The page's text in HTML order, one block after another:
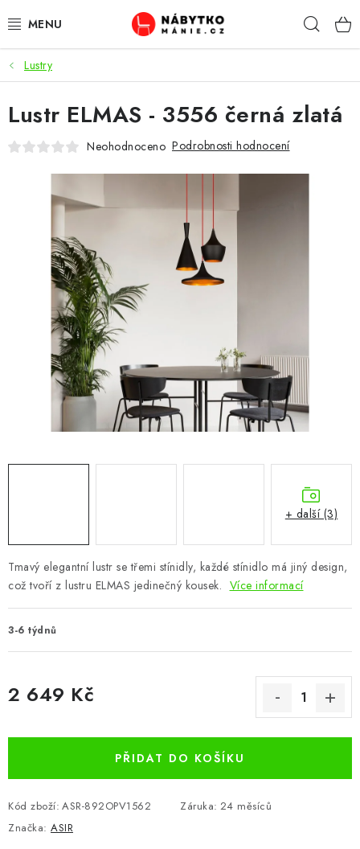
na
OBÝVACÍ POKOJ
KUCHYŇ A JÍDELNA
LOŽNICE
DĚTSKÝ POKOJ
KANCELÁŘ / PRACOVNA
KOUPELNA A WC
PŘEDSÍŇ
CHOVATELSKÉ POTŘEBY
DOPLŇKY A DEKORACE
VÝPRODEJ
Kontakty
Lustry
Tmavý elegantní lustr se třemi stínidly, každé stínidlo má jiný design,
což tvoří z lustru ELMAS jedinečný kousek. Více informací
3-6 týdnů
2 649 Kč
PŘIDAT DO KOŠÍKU
Kód zboží: ASR-892OPV1562 Záruka: 24 měsíců
Značka: ASIR
Lustr ELMAS - 3556 černá zlatá
Neohodnoceno Podrobnosti hodnocení
+ další (3)